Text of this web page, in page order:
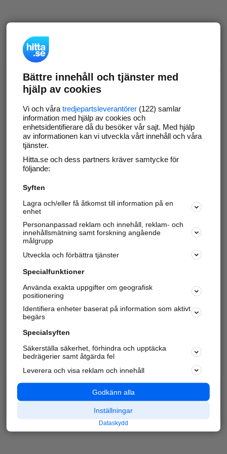
Bättre innehåll och tjänster med
hjälp av cookies
Vi och våra tredjepartsleverantörer(122) samlar
information med hjälp av cookies och
enhetsidentifierare då du besöker vår sajt. Med hjälp
av informationen kan vi utveckla vårt innehåll och våra
tjänster.
Hitta.se och dess partners kräver samtycke för
följande:
Syften
Lagra och/eller få åtkomst till information på en
enhet
Personanpassad reklam och innehåll, reklam- och
innehållsmätning samt forskning angående
målgrupp
Utveckla och förbättra tjänster
Specialfunktioner
Använda exakta uppgifter om geografisk
positionering
Identifiera enheter baserat på information som aktivt
begärs
Specialsyften
Säkerställa säkerhet, förhindra och upptäcka
bedrägerier samt åtgärda fel
Leverera och visa reklam och innehåll
Godkänn alla
Inställningar
Dataskydd